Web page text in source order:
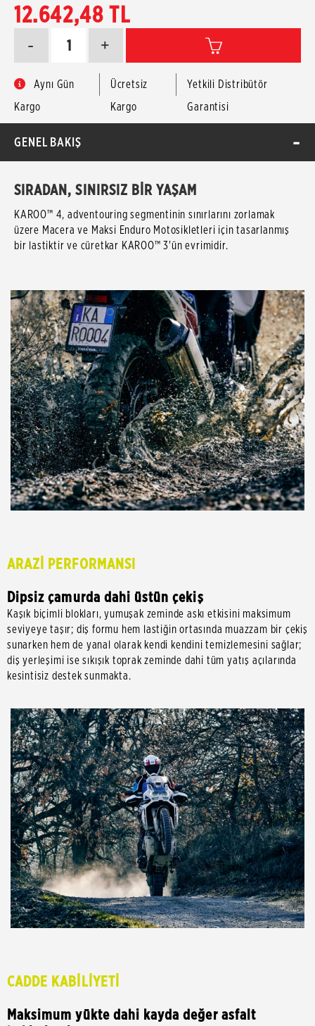
12.642,48 TL
+
-
Aynı Gün
Kargo
Ücretsiz
Kargo
Yetkili Distribütör
Garantisi
GENEL BAKIŞ
SIRADAN, SINIRSIZ BİR YAŞAM
KAROO™ 4, adventouring segmentinin sınırlarını zorlamak
üzere Macera ve Maksi Enduro Motosikletleri için tasarlanmış
bir lastiktir ve cüretkar KAROO™ 3'ün evrimidir.
ARAZİ PERFORMANSI
Dipsiz çamurda dahi üstün çekiş
Kaşık biçimli blokları, yumuşak zeminde askı etkisini maksimum
seviyeye taşır; diş formu hem lastiğin ortasında muazzam bir çekiş
sunarken hem de yanal olarak kendi kendini temizlemesini sağlar;
diş yerleşimi ise sıkışık toprak zeminde dahi tüm yatış açılarında
kesintisiz destek sunmakta.
CADDE KABİLİYETİ
Maksimum yükte dahi kayda değer asfalt